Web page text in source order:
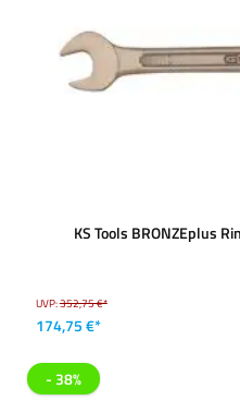
KS Tools BRONZEplus
UVP:352,75 €*
174,75 €*
- 38%